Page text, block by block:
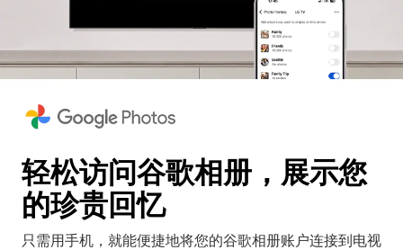
轻松访问谷歌相册，展示您
的珍贵回忆
只需用手机，就能便捷地将您的谷歌相册账户连接到电视